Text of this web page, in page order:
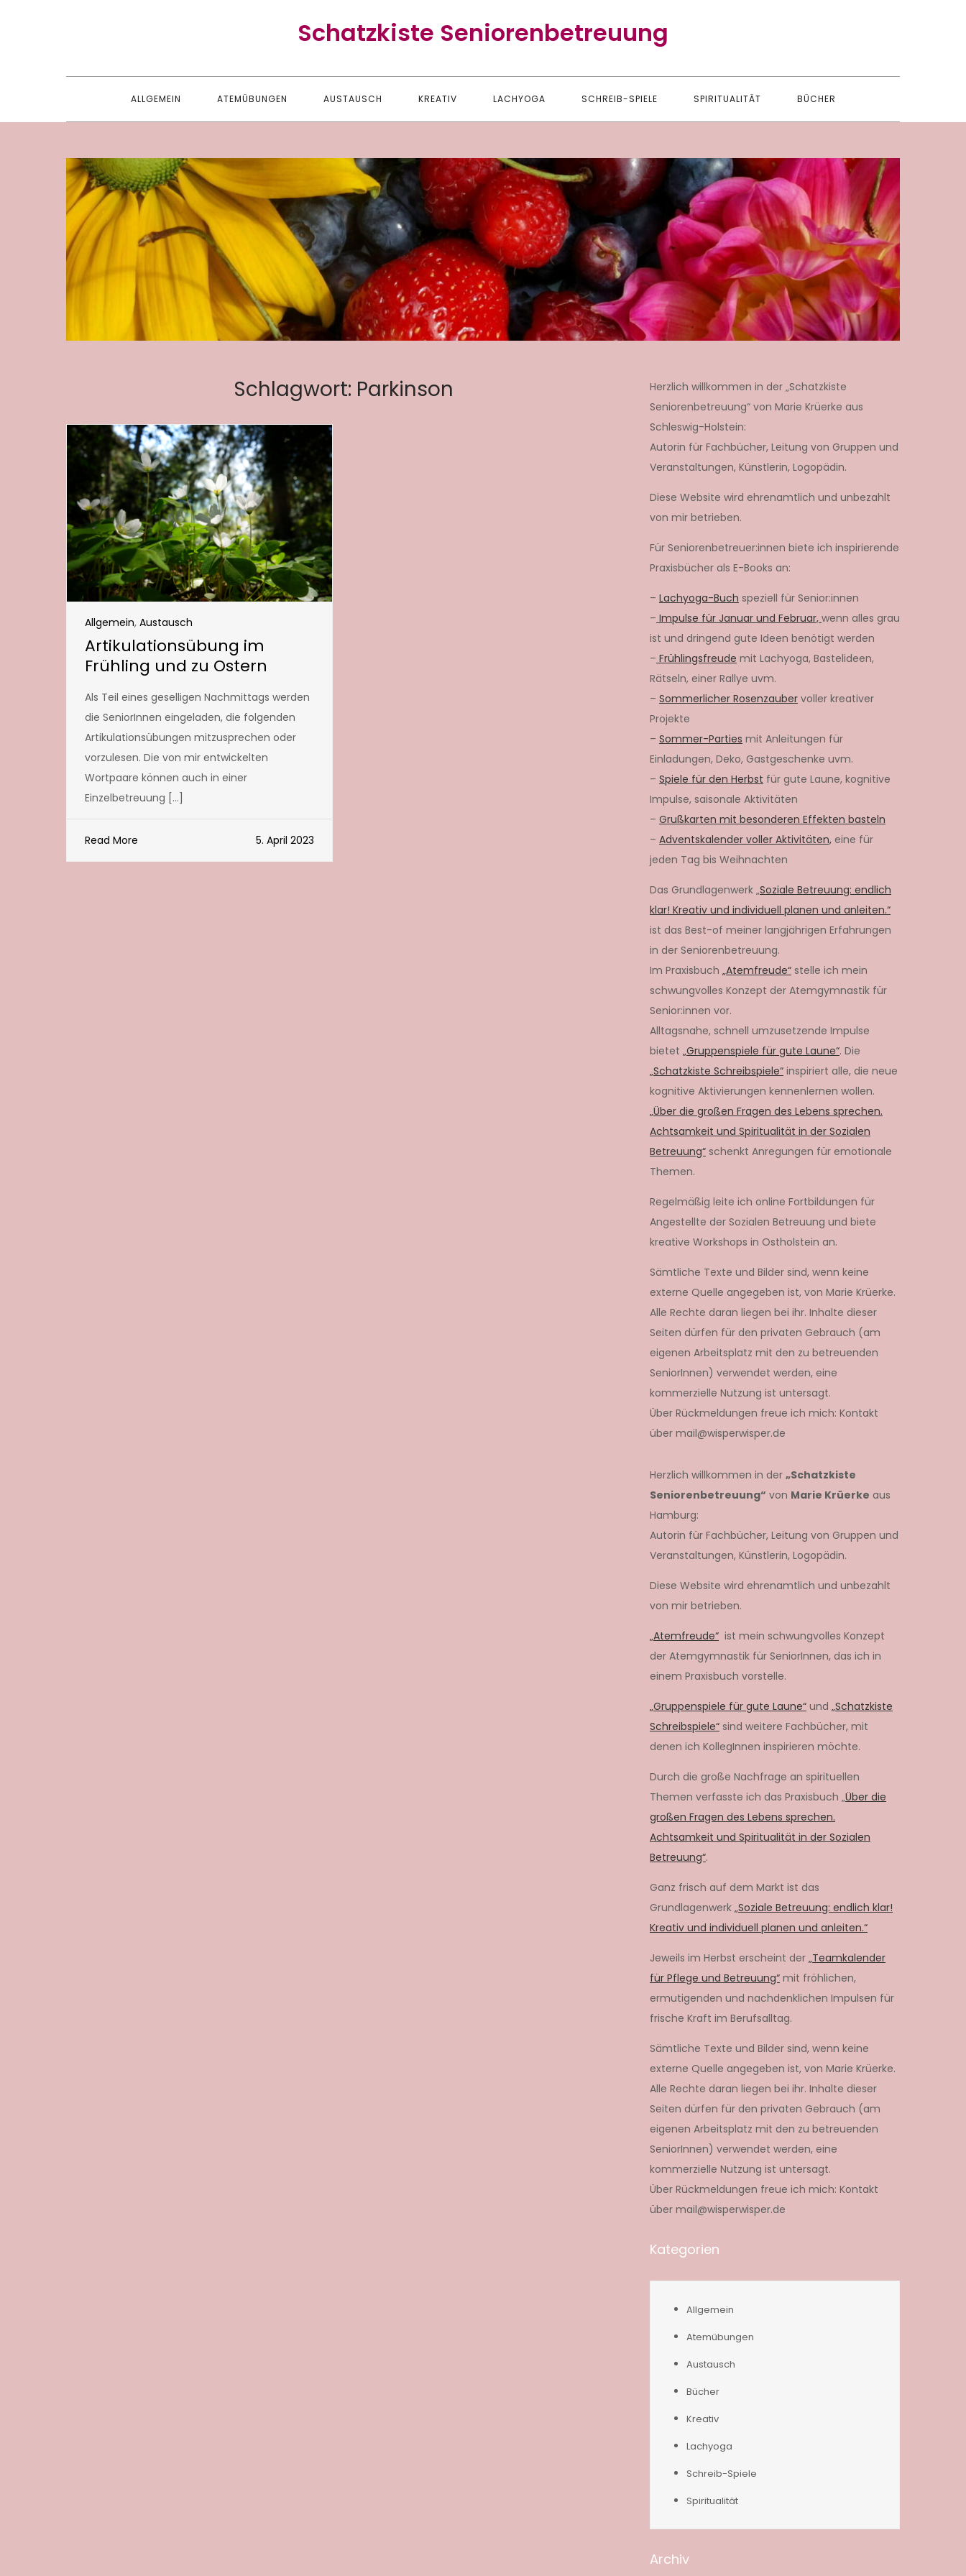
Schatzkiste Seniorenbetreuung
ALLGEMEIN ATEMÜBUNGEN AUSTAUSCH KREATIV LACHYOGA SCHREIB-SPIELE SPIRITUALITÄT BÜCHER
Schlagwort: Parkinson
Allgemein, Austausch
Artikulationsübung im
Frühling und zu Ostern
Als Teil eines geselligen Nachmittags werden
die SeniorInnen eingeladen, die folgenden
Artikulationsübungen mitzusprechen oder
vorzulesen. Die von mir entwickelten
Wortpaare können auch in einer
Einzelbetreuung […]
Read More 5. April 2023
Herzlich willkommen in der „Schatzkiste
Seniorenbetreuung“ von Marie Krüerke aus
Schleswig-Holstein:
Autorin für Fachbücher, Leitung von Gruppen und
Veranstaltungen, Künstlerin, Logopädin.
Diese Website wird ehrenamtlich und unbezahlt
von mir betrieben.
Für Seniorenbetreuer:innen biete ich inspirierende
Praxisbücher als E-Books an:
– Lachyoga-Buch speziell für Senior:innen
– Impulse für Januar und Februar, wenn alles grau
ist und dringend gute Ideen benötigt werden
– Frühlingsfreude mit Lachyoga, Bastelideen,
Rätseln, einer Rallye uvm.
– Sommerlicher Rosenzauber voller kreativer
Projekte
– Sommer-Parties mit Anleitungen für
Einladungen, Deko, Gastgeschenke uvm.
– Spiele für den Herbst für gute Laune, kognitive
Impulse, saisonale Aktivitäten
– Grußkarten mit besonderen Effekten basteln
– Adventskalender voller Aktivitäten, eine für
jeden Tag bis Weihnachten
Das Grundlagenwerk „Soziale Betreuung: endlich
klar! Kreativ und individuell planen und anleiten.“
ist das Best-of meiner langjährigen Erfahrungen
in der Seniorenbetreuung.
Im Praxisbuch „Atemfreude“ stelle ich mein
schwungvolles Konzept der Atemgymnastik für
Senior:innen vor.
Alltagsnahe, schnell umzusetzende Impulse
bietet „Gruppenspiele für gute Laune“. Die
„Schatzkiste Schreibspiele“ inspiriert alle, die neue
kognitive Aktivierungen kennenlernen wollen.
„Über die großen Fragen des Lebens sprechen.
Achtsamkeit und Spiritualität in der Sozialen
Betreuung“ schenkt Anregungen für emotionale
Themen.
Regelmäßig leite ich online Fortbildungen für
Angestellte der Sozialen Betreuung und biete
kreative Workshops in Ostholstein an.
Sämtliche Texte und Bilder sind, wenn keine
externe Quelle angegeben ist, von Marie Krüerke.
Alle Rechte daran liegen bei ihr. Inhalte dieser
Seiten dürfen für den privaten Gebrauch (am
eigenen Arbeitsplatz mit den zu betreuenden
SeniorInnen) verwendet werden, eine
kommerzielle Nutzung ist untersagt.
Über Rückmeldungen freue ich mich: Kontakt
über mail@wisperwisper.de
Herzlich willkommen in der „Schatzkiste
Seniorenbetreuung“ von Marie Krüerke aus
Hamburg:
Autorin für Fachbücher, Leitung von Gruppen und
Veranstaltungen, Künstlerin, Logopädin.
Diese Website wird ehrenamtlich und unbezahlt
von mir betrieben.
„Atemfreude“ ist mein schwungvolles Konzept
der Atemgymnastik für SeniorInnen, das ich in
einem Praxisbuch vorstelle.
„Gruppenspiele für gute Laune“ und „Schatzkiste
Schreibspiele“ sind weitere Fachbücher, mit
denen ich KollegInnen inspirieren möchte.
Durch die große Nachfrage an spirituellen
Themen verfasste ich das Praxisbuch „Über die
großen Fragen des Lebens sprechen.
Achtsamkeit und Spiritualität in der Sozialen
Betreuung“.
Ganz frisch auf dem Markt ist das
Grundlagenwerk „Soziale Betreuung: endlich klar!
Kreativ und individuell planen und anleiten.“
Jeweils im Herbst erscheint der „Teamkalender
für Pflege und Betreuung“ mit fröhlichen,
ermutigenden und nachdenklichen Impulsen für
frische Kraft im Berufsalltag.
Sämtliche Texte und Bilder sind, wenn keine
externe Quelle angegeben ist, von Marie Krüerke.
Alle Rechte daran liegen bei ihr. Inhalte dieser
Seiten dürfen für den privaten Gebrauch (am
eigenen Arbeitsplatz mit den zu betreuenden
SeniorInnen) verwendet werden, eine
kommerzielle Nutzung ist untersagt.
Über Rückmeldungen freue ich mich: Kontakt
über mail@wisperwisper.de
Kategorien
Allgemein
Atemübungen
Austausch
Bücher
Kreativ
Lachyoga
Schreib-Spiele
Spiritualität
Archiv